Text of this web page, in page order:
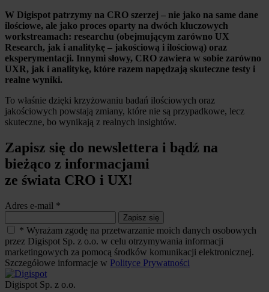
W Digispot patrzymy na CRO szerzej – nie jako na same dane
ilościowe, ale jako proces oparty na dwóch kluczowych
workstreamach: researchu (obejmującym zarówno UX
Research, jak i analitykę – jakościową i ilościową) oraz
eksperymentacji. Innymi słowy, CRO zawiera w sobie zarówno
UXR, jak i analitykę, które razem napędzają skuteczne testy i
realne wyniki.
To właśnie dzięki krzyżowaniu badań ilościowych oraz
jakościowych powstają zmiany, które nie są przypadkowe, lecz
skuteczne, bo wynikają z realnych insightów.
Zapisz się do newslettera i bądź na
bieżąco z informacjami
ze świata CRO i UX!
Adres e-mail *
Zapisz się
* Wyrażam zgodę na przetwarzanie moich danych osobowych
przez Digispot Sp. z o.o. w celu otrzymywania informacji
marketingowych za pomocą środków komunikacji elektronicznej.
Szczegółowe informacje w Polityce Prywatności
Digispot Sp. z o.o.